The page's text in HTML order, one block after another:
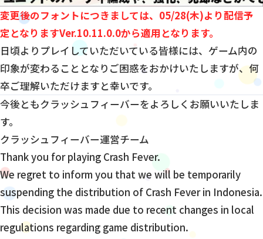
変更後のフォントにつきましては、05/28(木)より配信予
定となりますVer.10.11.0.0から適用となります。
日頃よりプレイしていただいている皆様には、ゲーム内の
印象が変わることとなりご困惑をおかけいたしますが、何
卒ご理解いただけますと幸いです。
今後ともクラッシュフィーバーをよろしくお願いいたしま
す。
クラッシュフィーバー運営チーム
Thank you for playing Crash Fever.
We regret to inform you that we will be temporarily
suspending the distribution of Crash Fever in Indonesia.
This decision was made due to recent changes in local
regulations regarding game distribution.